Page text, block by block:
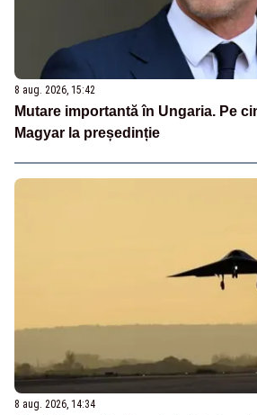
8 aug. 2026, 15:42
Mutare importantă în Ungaria. Pe
Magyar la președinție
8 aug. 2026, 14:34